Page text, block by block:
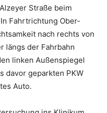
Straße beim
Fahrtrichtung Ober-
nach rechts von
längs der Fahrbahn
linken Außenspiegel
davor geparkten PKW
Auto.